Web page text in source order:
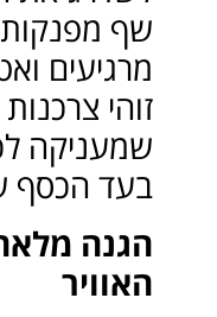
שף מפנקות
מרגיעים
זוהי
שמעניקה
בעד הכסף
הגנה
האוויר